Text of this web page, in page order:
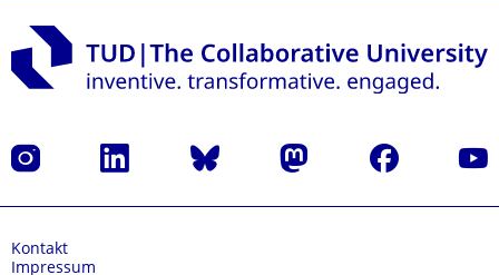
Instagram LinkedIn Bluesky Mastodon Facebook
Kontakt
Impressum